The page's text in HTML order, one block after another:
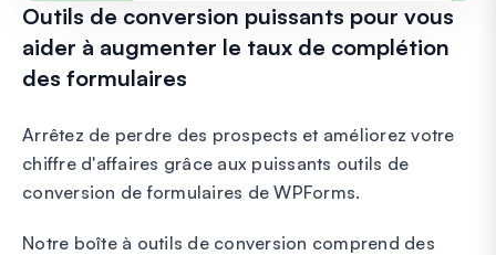
Outils de conversion puissants pour vous
aider à augmenter le taux de complétion
des formulaires
Arrêtez de perdre des prospects et améliorez votre
chiffre d'affaires grâce aux puissants outils de
conversion de formulaires de WPForms.
Notre boîte à outils de conversion comprend des